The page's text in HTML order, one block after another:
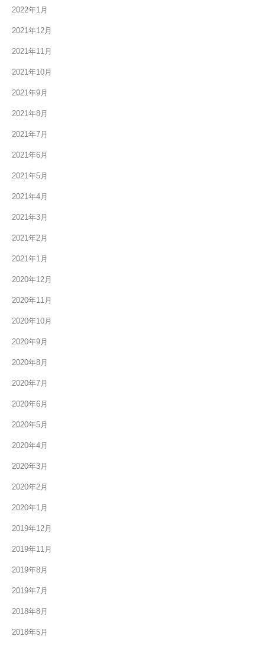
2022年1月
2021年12月
2021年11月
2021年10月
2021年9月
2021年8月
2021年7月
2021年6月
2021年5月
2021年4月
2021年3月
2021年2月
2021年1月
2020年12月
2020年11月
2020年10月
2020年9月
2020年8月
2020年7月
2020年6月
2020年5月
2020年4月
2020年3月
2020年2月
2020年1月
2019年12月
2019年11月
2019年8月
2019年7月
2018年8月
2018年5月